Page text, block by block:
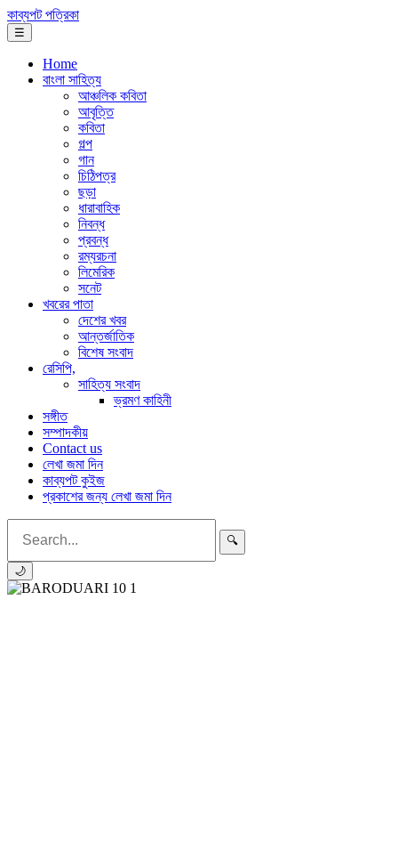
কাব্যপট পত্রিকা
☰
Home
বাংলা সাহিত্য
আঞ্চলিক কবিতা
আবৃত্তি
কবিতা
গল্প
গান
চিঠিপত্র
ছড়া
ধারাবাহিক
নিবন্ধ
প্রবন্ধ
রম্যরচনা
লিমেরিক
সনেট
খবরের পাতা
দেশের খবর
আন্তর্জাতিক
বিশেষ সংবাদ
রেসিপি,
সাহিত্য সংবাদ
ভ্রমণ কাহিনী
সঙ্গীত
সম্পাদকীয়
Contact us
লেখা জমা দিন
কাব্যপট কুইজ
প্রকাশের জন্য লেখা জমা দিন
🔍
🌙